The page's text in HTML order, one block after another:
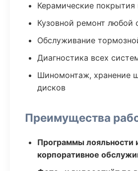
Керамические
Кузовной ремонт любой
Обслуживание
Диагностика всех
Шиномонтаж, хранение
дисков
Преимущества
Программы лояльности
корпоративное